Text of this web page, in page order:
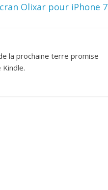
Olixar pour iPhone 7
la prochaine terre promise